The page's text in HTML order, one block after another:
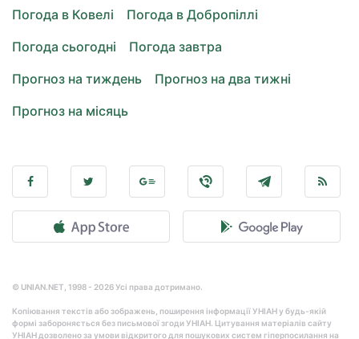
Погода в Ковелі
Погода в Добропіллі
Погода сьогодні
Погода завтра
Прогноз на тиждень
Прогноз на два тижні
Прогноз на місяць
© UNIAN.NET, 1998 - 2026 Усі права дотримано.
Копіювання текстів або зображень, поширення інформації УНІАН у будь-якій
формі забороняється без письмової згоди УНІАН. Цитування матеріалів сайту
УНІАН дозволено за умови відкритого для пошукових систем гіперпосилання на